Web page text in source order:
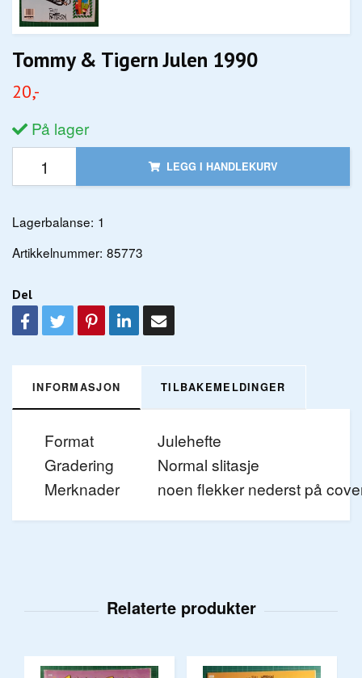
Tommy & Tigern Julen 1990
20,-
På lager
LEGG I HANDLEKURV
Lagerbalanse: 1
Artikkelnummer: 85773
Del
INFORMASJON TILBAKEMELDINGER
Format
Julehefte
Gradering
Normal slitasje
Merknader
noen flekker nederst på